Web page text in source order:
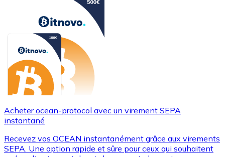
Acheter ocean-protocol avec un virement SEPA
instantané
Recevez vos OCEAN instantanément grâce aux virements
SEPA. Une option rapide et sûre pour ceux qui souhaitent